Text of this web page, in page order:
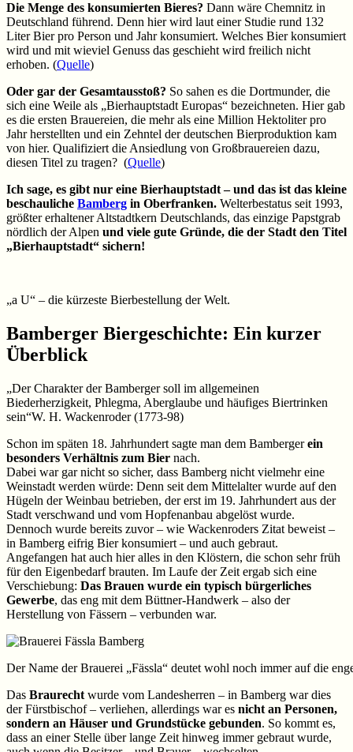
Die Menge des konsumierten Bieres? Dann wäre Chemnitz in
Deutschland führend. Denn hier wird laut einer Studie rund 132
Liter Bier pro Person und Jahr konsumiert. Welches Bier konsumiert
wird und mit wieviel Genuss das geschieht wird freilich nicht
erhoben. (Quelle)
Oder gar der Gesamtausstoß? So sahen es die Dortmunder, die
sich eine Weile als „Bierhauptstadt Europas“ bezeichneten. Hier gab
es die ersten Brauereien, die mehr als eine Million Hektoliter pro
Jahr herstellten und ein Zehntel der deutschen Bierproduktion kam
von hier. Qualifiziert die Ansiedlung von Großbrauereien dazu,
diesen Titel zu tragen? (Quelle)
Ich sage, es gibt nur eine Bierhauptstadt – und das ist das kleine
beschauliche Bamberg in Oberfranken. Welterbestatus seit 1993,
größter erhaltener Altstadtkern Deutschlands, das einzige Papstgrab
nördlich der Alpen und viele gute Gründe, die der Stadt den Titel
„Bierhauptstadt“ sichern!
„a U“ – die kürzeste Bierbestellung der Welt.
Bamberger Biergeschichte: Ein kurzer
Überblick
„Der Charakter derBamberger soll im allgemeinen
Biederherzigkeit, Phlegma, Aberglaube und häufiges Biertrinken
sein“W. H. Wackenroder (1773-98)
Schon im späten 18. Jahrhundert sagte man dem Bambergerein
besonders Verhältnis zum Bier nach.
Dabei war gar nicht so sicher, dass Bamberg nicht vielmehr eine
Weinstadt werden würde: Denn seit dem Mittelalter wurde auf den
Hügeln der Weinbau betrieben, der erst im 19. Jahrhundert aus der
Stadt verschwand und vom Hopfenanbau abgelöst wurde.
Dennoch wurde bereits zuvor – wie Wackenroders Zitat beweist –
in Bamberg eifrig Bier konsumiert – und auch gebraut.
Angefangen hat auch hier alles in den Klöstern, die schon sehr früh
für den Eigenbedarf brauten. Im Laufe der Zeit ergab sich eine
Verschiebung: Das Brauen wurde ein typisch bürgerliches
Gewerbe, das eng mit dem Büttner-Handwerk – also der
Herstellung von Fässern – verbunden war.
Der Name der Brauerei „Fässla“ deutet wohl noch immer auf die
Das Braurecht wurde vom Landesherren – in Bamberg war dies
der Fürstbischof – verliehen, allerdings war es nicht an Personen,
sondern an Häuser und Grundstücke gebunden. So kommt es,
dass an einer Stelle über lange Zeit hinweg immer gebraut wurde,